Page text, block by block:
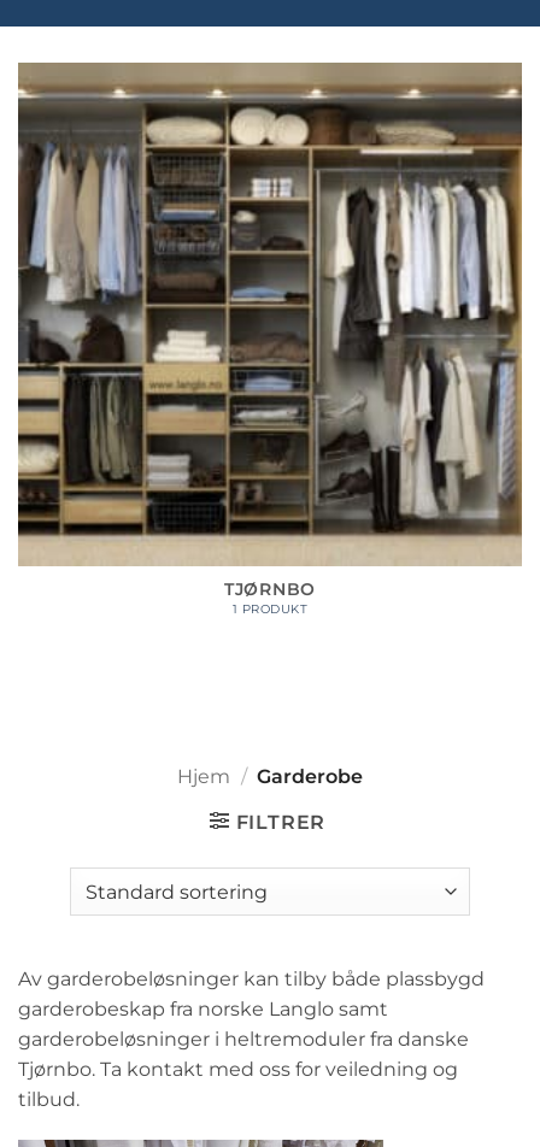
TJØRNBO
1 PRODUKT
Hjem / Garderobe
FILTRER
Av garderobeløsninger kan tilby både plassbygd
garderobeskap fra norske Langlo samt
garderobeløsninger i heltremoduler fra danske
Tjørnbo. Ta kontakt med oss for veiledning og
tilbud.